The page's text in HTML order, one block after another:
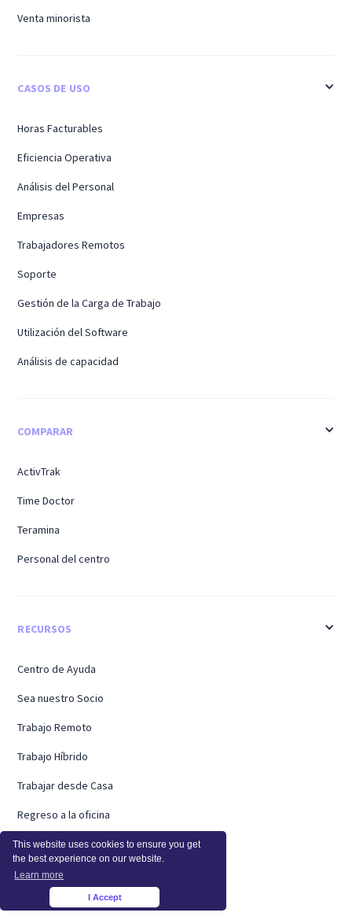
This website uses cookies to ensure you get
the best experience on our website.
Learn more
I Accept
Venta minorista
CASOS DE USO
Horas Facturables
Eficiencia Operativa
Análisis del Personal
Empresas
Trabajadores Remotos
Soporte
Gestión de la Carga de Trabajo
Utilización del Software
Análisis de capacidad
COMPARAR
ActivTrak
Time Doctor
Teramina
Personal del centro
RECURSOS
Centro de Ayuda
Sea nuestro Socio
Trabajo Remoto
Trabajo Híbrido
Trabajar desde Casa
Regreso a la oficina
Casos de Éxito
Hojas de Horas
Webinarios